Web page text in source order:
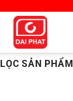
LỌC SẢN PHẨM